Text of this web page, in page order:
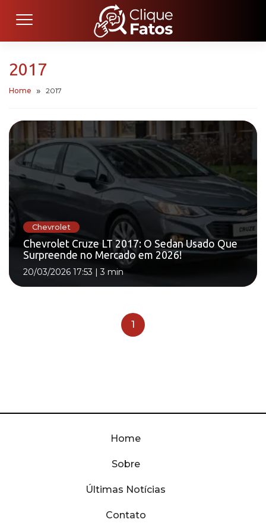
2017
Home 2017
Chevrolet
Chevrolet Cruze LT 2017: O Sedan Usado Que
Surpreende no Mercado em 2026!
20/03/2026 17:53 |3 min
1
Home
Sobre
Últimas Notícias
Contato